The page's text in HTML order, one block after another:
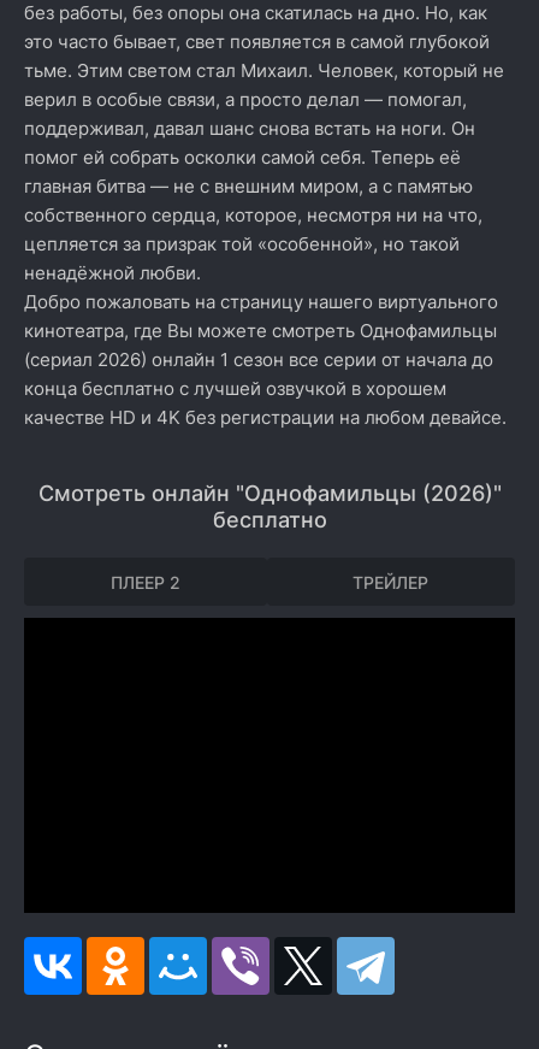
без работы, без опоры она скатилась на дно. Но, как
это часто бывает, свет появляется в самой глубокой
тьме. Этим светом стал Михаил. Человек, который не
верил в особые связи, а просто делал — помогал,
поддерживал, давал шанс снова встать на ноги. Он
помог ей собрать осколки самой себя. Теперь её
главная битва — не с внешним миром, а с памятью
собственного сердца, которое, несмотря ни на что,
цепляется за призрак той «особенной», но такой
ненадёжной любви.
Добро пожаловать на страницу нашего виртуального
кинотеатра, где Вы можете смотреть Однофамильцы
(сериал 2026) онлайн 1 сезон все серии от начала до
конца бесплатно с лучшей озвучкой в хорошем
качестве HD и 4K без регистрации на любом девайсе.
Смотреть онлайн "Однофамильцы (2026)"
бесплатно
ПЛЕЕР 2 ТРЕЙЛЕР